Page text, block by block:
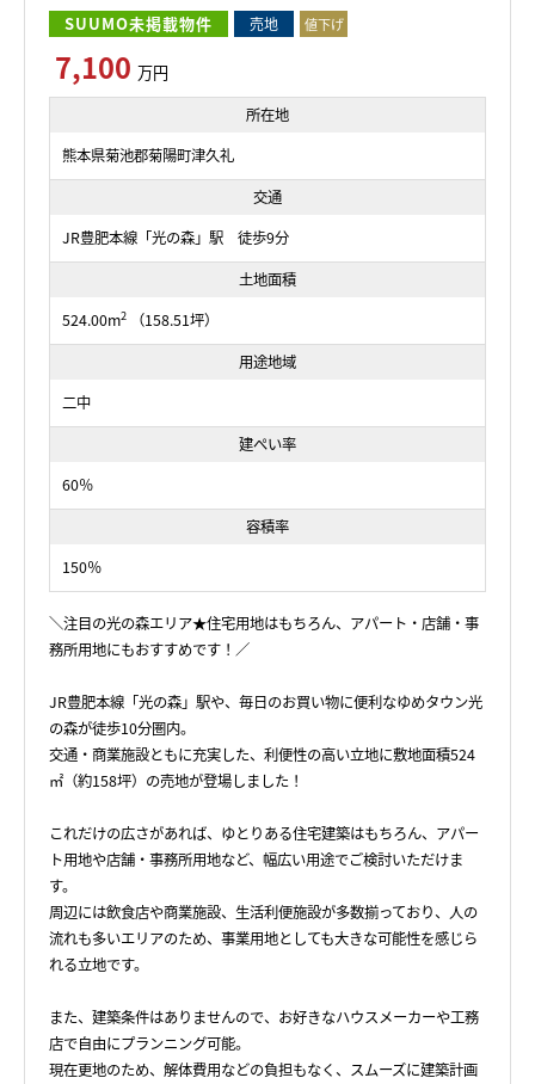
SUUMO未掲載物件 売地 値下げ
7,100 万円
所在地
熊本県菊池郡菊陽町津久礼
交通
JR豊肥本線「光の森」駅 徒歩9分
土地面積
524.00m2
（158.51坪）
用途地域
二中
建ぺい率
60％
容積率
150％
＼注目の光の森エリア★住宅用地はもちろん、アパート・店舗・事
務所用地にもおすすめです！／
JR豊肥本線「光の森」駅や、毎日のお買い物に便利なゆめタウン光
の森が徒歩10分圏内。
交通・商業施設ともに充実した、利便性の高い立地に敷地面積524
㎡（約158坪）の売地が登場しました！
これだけの広さがあれば、ゆとりある住宅建築はもちろん、アパー
ト用地や店舗・事務所用地など、幅広い用途でご検討いただけま
す。
周辺には飲食店や商業施設、生活利便施設が多数揃っており、人の
流れも多いエリアのため、事業用地としても大きな可能性を感じら
れる立地です。
また、建築条件はありませんので、お好きなハウスメーカーや工務
店で自由にプランニング可能。
現在更地のため、解体費用などの負担もなく、スムーズに建築計画